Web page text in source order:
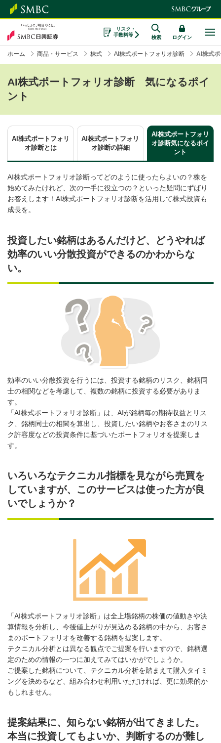
リスク・
手数料等
検索 ログイン
ホーム 商品・サービス 株式 AI株式ポートフォリオ診断 AI株式
AI株式ポートフォリオ診断 気になるポイ
ント
AI株式ポートフォリ
オ診断とは
AI株式ポートフォリ
オ診断の詳細
AI株式ポートフォリ
オ診断気になるポイ
ント
AI株式ポートフォリオ診断ってどのように使ったらよいの？株を
始めてみたけれど、次の一手に役立つの？といった疑問にずばり
お答えします！AI株式ポートフォリオ診断を活用して株式投資も
成長を。
投資したい銘柄はあるんだけど、どうやれば
効率のいい分散投資ができるのかわからな
い。
効率のいい分散投資を行うには、投資する銘柄のリスク、銘柄同
士の相関などを考慮して、複数の銘柄に投資する必要がありま
す。
「AI株式ポートフォリオ診断」は、AIが銘柄毎の期待収益とリス
ク、銘柄同士の相関を算出し、投資したい銘柄やお客さまのリス
ク許容度などの投資条件に基づいたポートフォリオを提案しま
す。
いろいろなテクニカル指標を見ながら売買を
していますが、このサービスは使った方が良
いでしょうか？
「AI株式ポートフォリオ診断」は全上場銘柄の株価の値動きや決
算情報を分析し、今後値上がりが見込める銘柄の中から、お客さ
まのポートフォリオを改善する銘柄を提案します。
テクニカル分析とは異なる観点でご提案を行いますので、銘柄選
定のための情報の一つに加えてみてはいかがでしょうか。
ご提案した銘柄について、テクニカル分析を踏まえて購入タイミ
ングを決めるなど、組み合わせ利用いただければ、更に効果的か
もしれません。
提案結果に、知らない銘柄が出てきました。
本当に投資してもよいか、判断するのが難し